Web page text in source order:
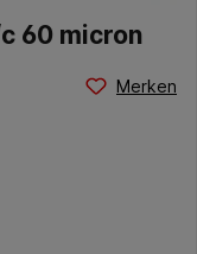
60 micron
Merken